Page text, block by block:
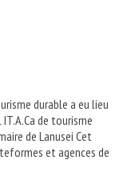
durable a eu lieu
de tourisme
de Lanusei Cet
et agences de